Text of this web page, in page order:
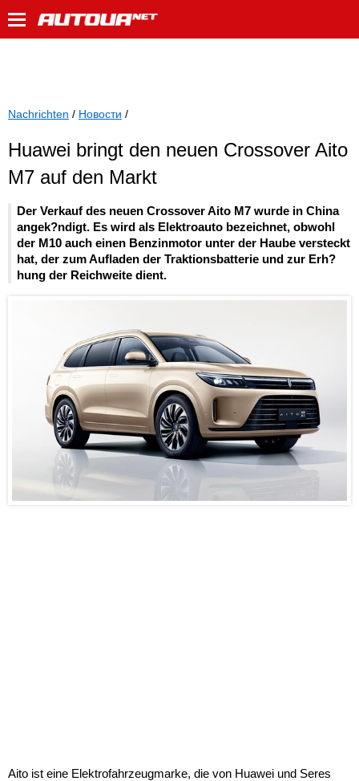
Nachrichten / Новости /
Huawei bringt den neuen Crossover Aito
M7 auf den Markt
Der Verkauf des neuen Crossover Aito M7 wurde in China
angek?ndigt. Es wird als Elektroauto bezeichnet, obwohl
der M10 auch einen Benzinmotor unter der Haube versteckt
hat, der zum Aufladen der Traktionsbatterie und zur Erh?
hung der Reichweite dient.
Aito ist eine Elektrofahrzeugmarke, die von Huawei und Seres